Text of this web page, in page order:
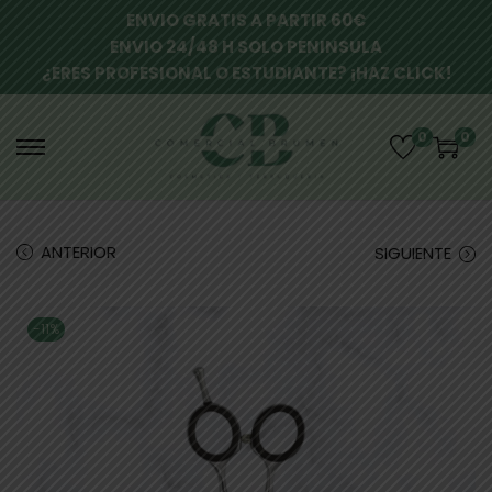
ENVIO GRATIS A PARTIR 60€
ENVIO 24/48 H SOLO PENINSULA
¿ERES PROFESIONAL O ESTUDIANTE? ¡HAZ CLICK!
0 0
ANTERIOR SIGUIENTE
-11%